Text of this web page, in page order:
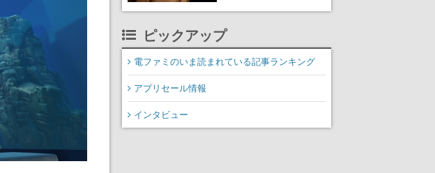
版がSteamで本日8月7日
ピックアップ
電ファミのいま読まれている記事ランキング
アプリセール情報
インタビュー